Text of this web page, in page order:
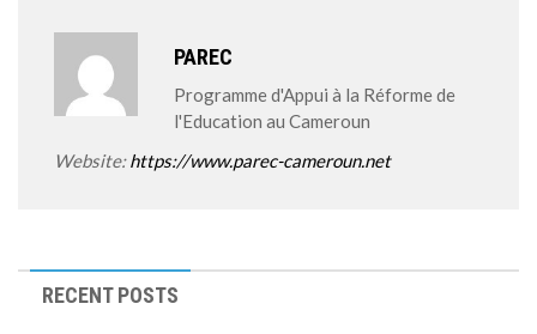
PAREC
Programme d'Appui à la Réforme de
l'Education au Cameroun
Website:https://www.parec-cameroun.net
RECENT POSTS